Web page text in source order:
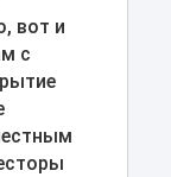
вот и
с